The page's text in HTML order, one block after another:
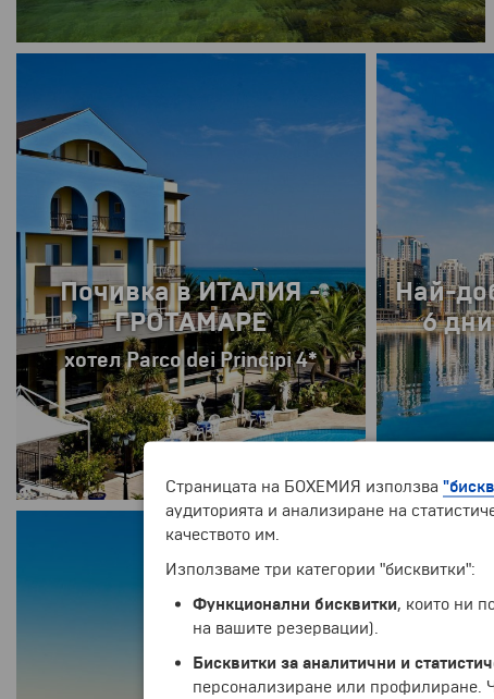
Почивка в ИТАЛИЯ -
ГРОТАМАРЕ
хотел Parco dei Principi 4*
Най-
6
ПРОМОЦИЯ
РАННИ ЗАПИСВАНИЯ
Страницата на БОХЕМИЯ използва
аудиторията и анализиране на
качеството им.
Използваме три категории "бисквитки":
Функционални бисквитки, които ни
на вашите резервации).
Бисквитки за аналитични и
персонализиране или профилиране.